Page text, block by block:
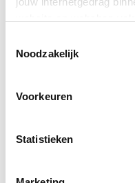
communicatie aan jouw
Noodzakelijk
Voorkeuren
Statistieken
Met gebogen
Bediening